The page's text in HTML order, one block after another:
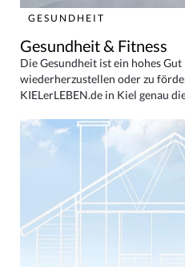
GESUNDHEIT
Gesundheit & Fitness
Die Gesundheit ist ein hohes Gut
wiederherzustellen oder zu
KIELerLEBEN.de in Kiel genau